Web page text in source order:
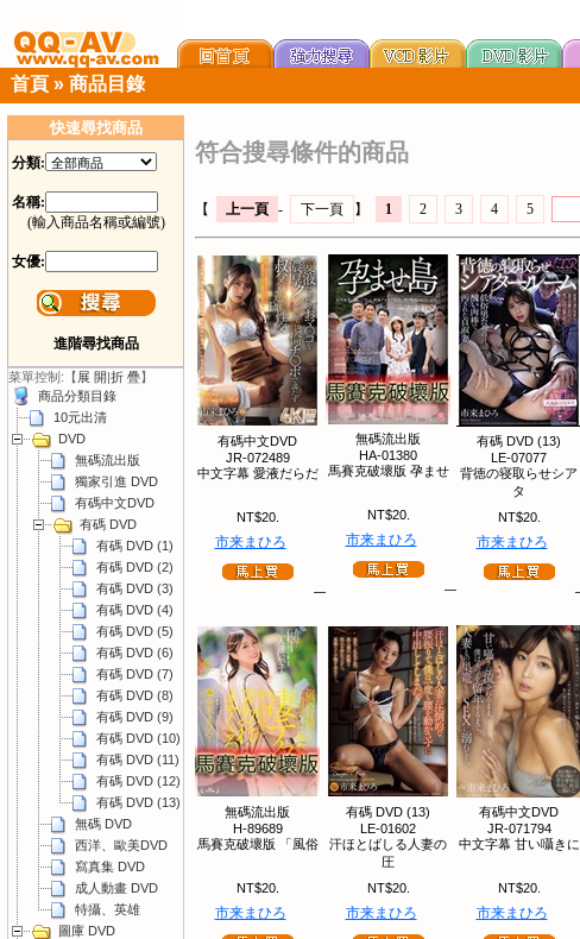
首頁 » 商品目錄
快速尋找商品
分類:
名稱:
(輸入商品名稱或編號)
女優:
進階尋找商品
菜單控制:【展 開|折 疊】
商品分類目錄
10元出清
DVD
無碼流出版
獨家引進 DVD
有碼中文DVD
有碼 DVD
有碼 DVD (1)
有碼 DVD (2)
有碼 DVD (3)
有碼 DVD (4)
有碼 DVD (5)
有碼 DVD (6)
有碼 DVD (7)
有碼 DVD (8)
有碼 DVD (9)
有碼 DVD (10)
有碼 DVD (11)
有碼 DVD (12)
有碼 DVD (13)
無碼 DVD
西洋、歐美DVD
寫真集 DVD
成人動畫 DVD
特攝、英雄
圖庫 DVD
符合搜尋條件的商品
【 上一頁 - 下一頁 】 1 2 3 4 5
有碼中文DVD
JR-072489
中文字幕 愛液だらだ
NT$20.
市来まひろ
無碼流出版
HA-01380
馬賽克破壞版 孕ませ
NT$20.
市来まひろ
有碼 DVD (13)
LE-07077
背徳の寝取らせシア
タ
NT$20.
市来まひろ
無碼流出版
H-89689
馬賽克破壞版 「風俗
NT$20.
市来まひろ
有碼 DVD (13)
LE-01602
汗ほとばしる人妻の
圧
NT$20.
市来まひろ
有碼中文DVD
JR-071794
中文字幕 甘い囁きに
NT$20.
市来まひろ